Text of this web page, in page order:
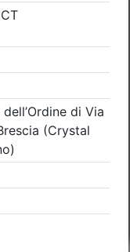
6/8/2026
inseriti